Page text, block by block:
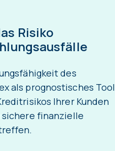
Risiko
des
als prognostisches Tool
Ihrer Kunden
finanzielle